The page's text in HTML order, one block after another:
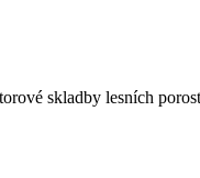
skladby lesních